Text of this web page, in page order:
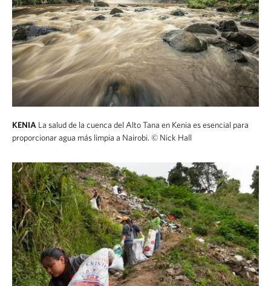
KENIA La salud de la cuenca del Alto Tana en Kenia es esencial para
proporcionar agua más limpia a Nairobi. © Nick Hall